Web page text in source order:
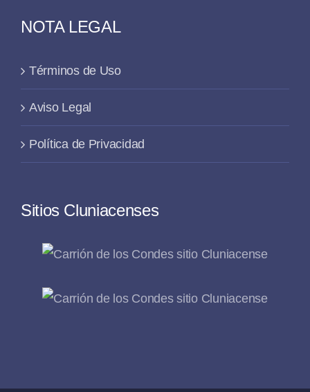
NOTA LEGAL
Términos de Uso
Aviso Legal
Política de Privacidad
Sitios Cluniacenses